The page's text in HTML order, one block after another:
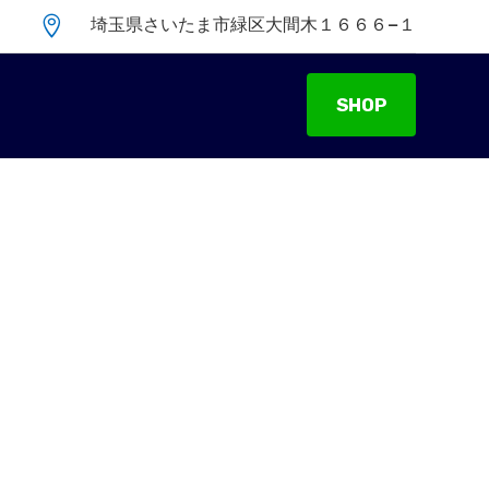
 埼玉県さいたま市緑区大間木１６６６−１
SHOP